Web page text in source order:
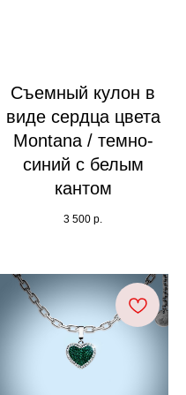
Съемный кулон в
виде сердца цвета
Montana / темно-
синий с белым
кантом
3 500 р.